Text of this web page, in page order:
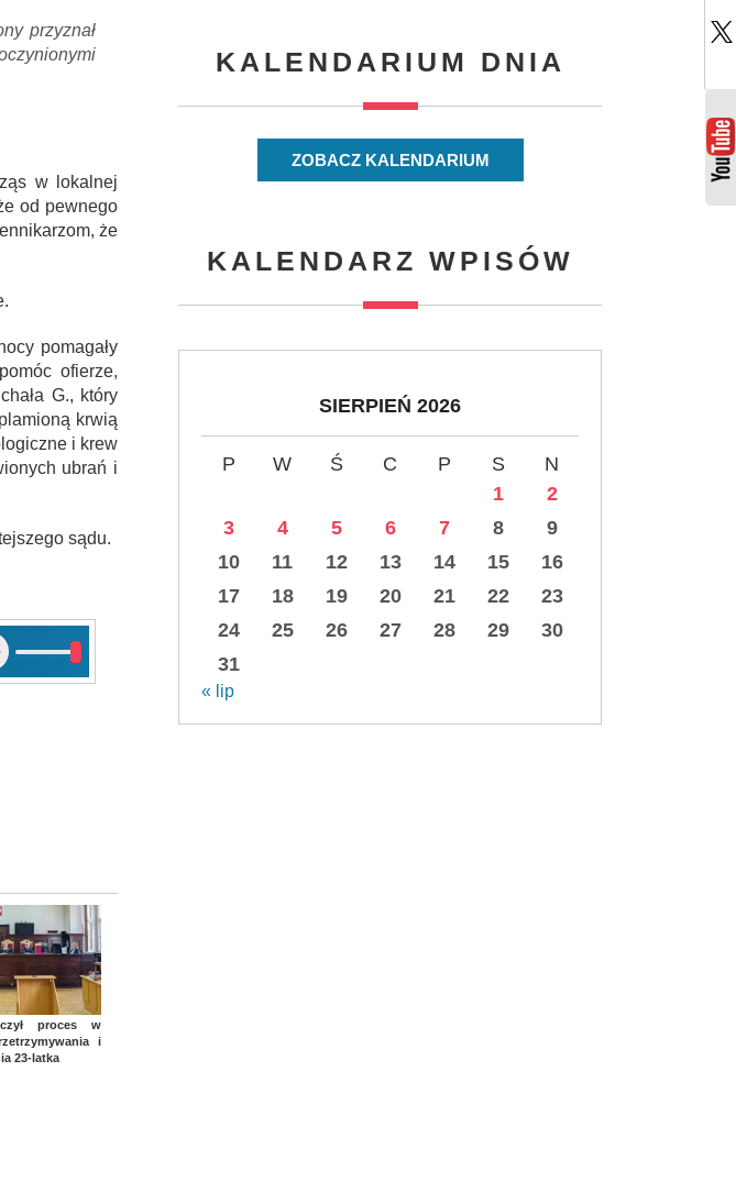
przyznał
w lokalnej
od pewnego
że
pomagały
ofierze,
G., który
krwią
i krew
ubrań i
sądu.
proces w
i
23-latka
KALENDARIUM DNIA
ZOBACZ KALENDARIUM
KALENDARZ WPISÓW
SIERPIEŃ 2026
P W Ś C P S
N
1
2
3
4 5 6 7 8
9
10
11 12 13 14 15
16
17
18 19 20 21 22
23
24
25 26 27 28 29
30
31
« lip